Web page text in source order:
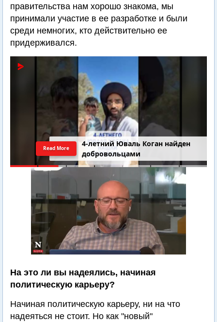
правительства нам хорошо знакома, мы
принимали участие в ее разработке и были
среди немногих, кто действительно ее
придерживался.
4-летний Юваль Коган найден
добровольцами
Read More
На это ли вы надеялись, начиная
политическую карьеру?
Начиная политическую карьеру, ни на что
надеяться не стоит. Но как "новый"